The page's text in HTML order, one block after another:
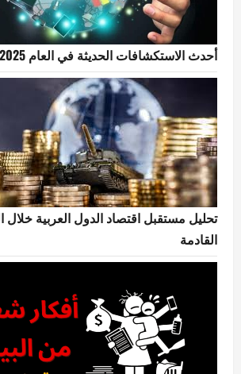
أحدث الاستكشافات الحديثة في العام 2025
تحليل مستقبل اقتصاد الدول العربية خلال
القادمة